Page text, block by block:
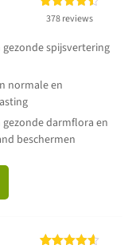
Gewaardeerd
gebaseerd
378
378 reviews
spijsvertering
normale en
darmflora en
beschermen